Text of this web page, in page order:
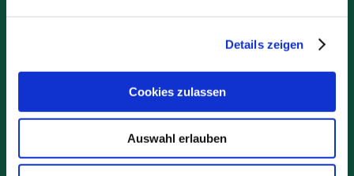
Details zeigen
Cookies zulassen
Auswahl erlauben
2006 – 2009